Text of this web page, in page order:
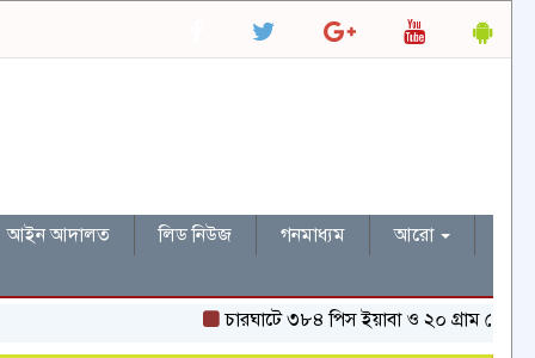
আইন আদালত লিড নিউজ গনমাধ্যম
আরো
চারঘাটে ৩৮৪ পিস ইয়াবা ও ২০ গ্রাম হেরোইনসহ একজন